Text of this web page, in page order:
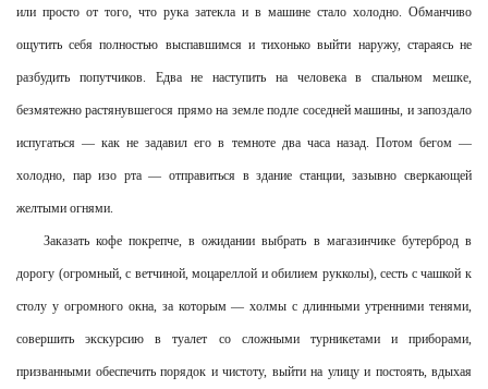
или просто от того, что рука затекла и в машине стало холодно. Обманчиво
ощутить себя полностью выспавшимся и тихонько выйти наружу, стараясь не
разбудить попутчиков. Едва не наступить на человека в спальном мешке,
безмятежно растянувшегося прямо на земле подле соседней машины, и запоздало
испугаться — как не задавил его в темноте два часа назад. Потом бегом —
холодно, пар изо рта — отправиться в здание станции, зазывно сверкающей
желтыми огнями.
Заказать кофе покрепче, в ожидании выбрать в магазинчике бутерброд в
дорогу (огромный, с ветчиной, моцареллой и обилием рукколы), сесть с чашкой к
столу у огромного окна, за которым — холмы с длинными утренними тенями,
совершить экскурсию в туалет со сложными турникетами и приборами,
призванными обеспечить порядок и чистоту, выйти на улицу и постоять, вдыхая